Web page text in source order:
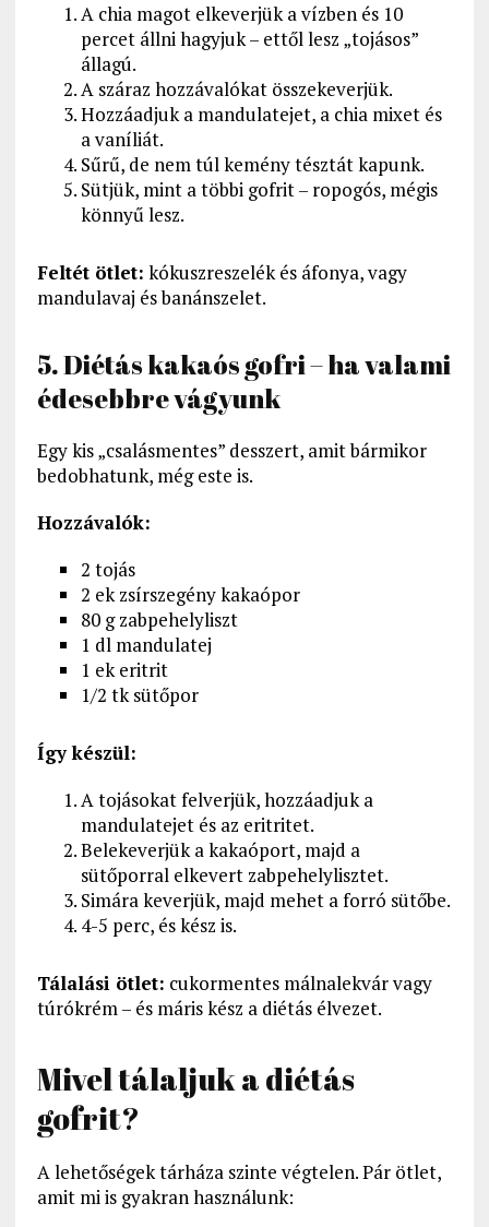
A chia magot elkeverjük a vízben és 10
percet állni hagyjuk – ettől lesz „tojásos”
állagú.
A száraz hozzávalókat összekeverjük.
Hozzáadjuk a mandulatejet, a chia mixet és
a vaníliát.
Sűrű, de nem túl kemény tésztát kapunk.
Sütjük, mint a többi gofrit – ropogós, mégis
könnyű lesz.
Feltét ötlet: kókuszreszelék és áfonya, vagy
mandulavaj és banánszelet.
5. Diétás kakaós gofri – ha valami
édesebbre vágyunk
Egy kis „csalásmentes” desszert, amit bármikor
bedobhatunk, még este is.
Hozzávalók:
2 tojás
2 ek zsírszegény kakaópor
80 g zabpehelyliszt
1 dl mandulatej
1 ek eritrit
1/2 tk sütőpor
Így készül:
A tojásokat felverjük, hozzáadjuk a
mandulatejet és az eritritet.
Belekeverjük a kakaóport, majd a
sütőporral elkevert zabpehelylisztet.
Simára keverjük, majd mehet a forró sütőbe.
4-5 perc, és kész is.
Tálalási ötlet: cukormentes málnalekvár vagy
túrókrém – és máris kész a diétás élvezet.
Mivel tálaljuk a diétás
gofrit?
A lehetőségek tárháza szinte végtelen. Pár ötlet,
amit mi is gyakran használunk: